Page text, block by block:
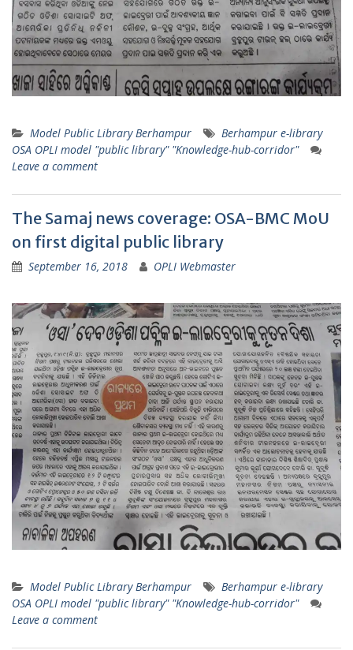
Model Public Library Berhampur
Berhampur e-library
OSA OPLI model "public library" "Knowledge-hub-corridor"
Leave a comment
The Samaj news coverage: OSA-BMC MoU
on first digital public library
September 16, 2018 OPLI Webmaster
Model Public Library Berhampur
Berhampur e-library
OSA OPLI model "public library" "Knowledge-hub-corridor"
Leave a comment